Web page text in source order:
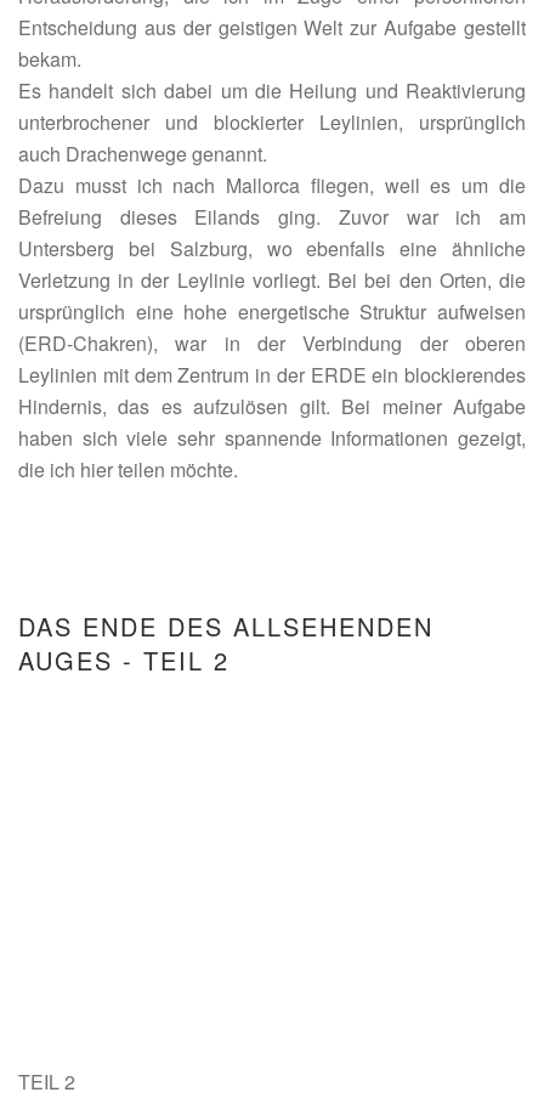
Entscheidung aus der geistigen Welt zur Aufgabe gestellt
bekam.
Es handelt sich dabei um die Heilung und Reaktivierung
unterbrochener und blockierter Leylinien, ursprünglich
auch Drachenwege genannt.
Dazu musst ich nach Mallorca fliegen, weil es um die
Befreiung dieses Eilands ging. Zuvor war ich am
Untersberg bei Salzburg, wo ebenfalls eine ähnliche
Verletzung in der Leylinie vorliegt. Bei bei den Orten, die
ursprünglich eine hohe energetische Struktur aufweisen
(ERD-Chakren), war in der Verbindung der oberen
Leylinien mit dem Zentrum in der ERDE ein blockierendes
Hindernis, das es aufzulösen gilt. Bei meiner Aufgabe
haben sich viele sehr spannende Informationen gezeigt,
die ich hier teilen möchte.
DAS ENDE DES ALLSEHENDEN
AUGES - TEIL 2
TEIL 2